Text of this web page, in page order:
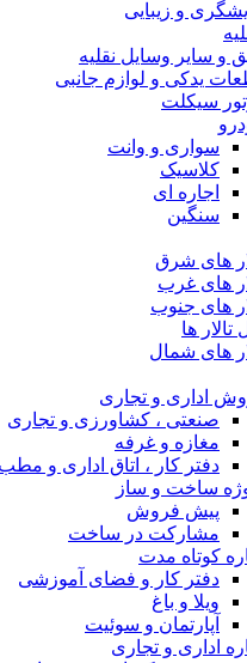
و زیبایی
و سایر وسایل نقلیه
یدکی و لوازم جانبی
سیکلت
سواری و وانت
کلاسیک
اجاره ای
سنگین
های شرق
های غرب
های جنوب
تالار ها
های شمال
اداری و تجاری
صنعتی ، کشاورزی و تجاری
مغازه و غرفه
دفتر کار ، اتاق اداری و مطب
ساخت و ساز
پیش فروش
مشارکت در ساخت
کوتاه مدت
دفتر کار و فضای آموزشی
ویلا و باغ
آپارتمان و سوئیت
اداری و تجاری